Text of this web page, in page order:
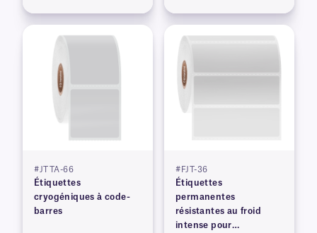
#JTTA-66
Étiquettes
cryogéniques à code-
barres
#FJT-36
Étiquettes
permanentes
résistantes au froid
intense pour